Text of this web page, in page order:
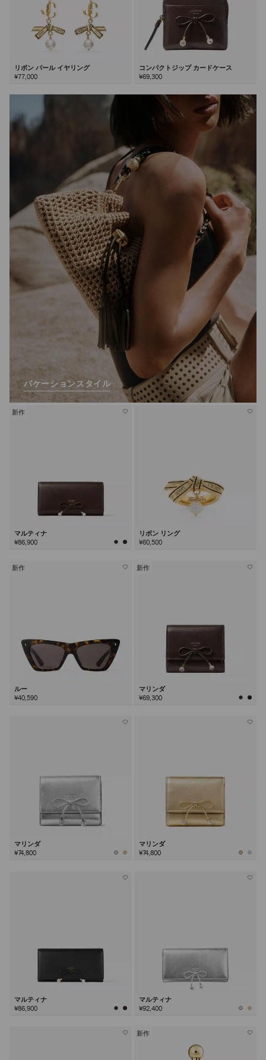
リボン パール イヤリング
¥77,000
コンパクトジップ カードケース
¥69,300
バケーションスタイル
新作
マルティナ
¥86,900
リボン リング
¥60,500
新作
ルー
¥40,590
新作
マリンダ
¥69,300
マリンダ
¥74,800
マリンダ
¥74,800
マルティナ
¥86,900
マルティナ
¥92,400
新作